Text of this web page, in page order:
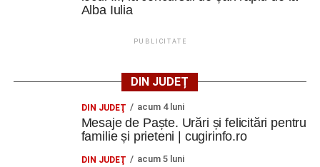
Alba Iulia
PUBLICITATE
DIN JUDEȚ
DIN JUDEŢ acum 4 luni
Mesaje de Paște. Urări și felicitări pentru
familie și prieteni | cugirinfo.ro
DIN JUDEŢ acum 5 luni